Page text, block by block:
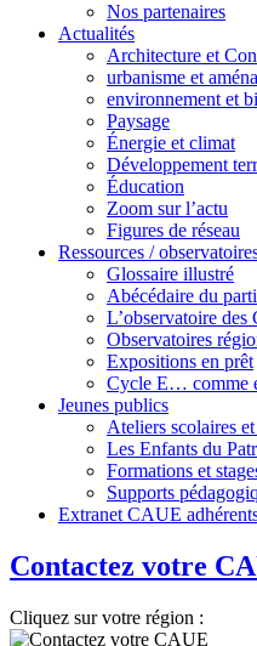
Nos partenaires
Actualités
Architecture et
urbanisme et
environnement et
Paysage
Énergie et climat
Développement
Éducation
Zoom sur l’actu
Figures de réseau
Ressources /
Glossaire illustré
Abécédaire du
L’observatoire
Observatoires
Expositions en prêt
Cycle E… comme
Jeunes publics
Ateliers scolaires
Les Enfants du
Formations et
Supports
Extranet CAUE
Contactez votre
Cliquez sur votre région :